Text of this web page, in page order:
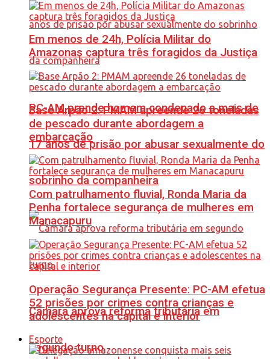
PC-AM prende homem condenado a mais de
17 anos de prisão por abusar sexualmente do
sobrinho da companheira
Câmara aprova reforma tributária em
segundo turno
Em menos de 24h, Polícia Militar do
Amazonas captura três foragidos da Justiça
Base Arpão 2: PMAM apreende 26 toneladas
de pescado durante abordagem a
embarcação
Com patrulhamento fluvial, Ronda Maria da
Penha fortalece segurança de mulheres em
Manacapuru
Operação Segurança Presente: PC-AM efetua
52 prisões por crimes contra crianças e
adolescentes na capital e interior
Esporte